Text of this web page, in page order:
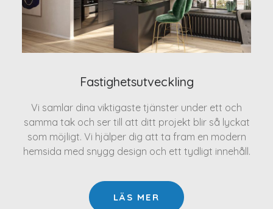
Fastighetsutveckling
Vi samlar dina viktigaste tjänster under ett och
samma tak och ser till att ditt projekt blir så lyckat
som möjligt. Vi hjälper dig att ta fram en modern
hemsida med snygg design och ett tydligt innehåll.
LÄS MER